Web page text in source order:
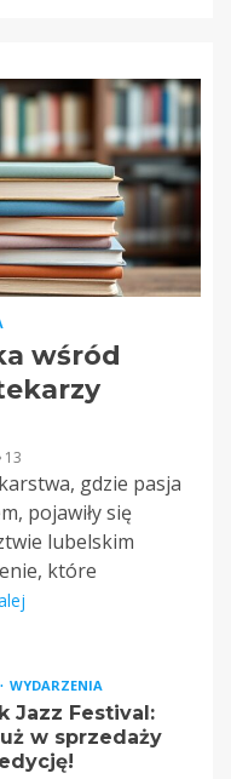
wśród
13
gdzie pasja
pojawiły się
lubelskim
które
WYDARZENIA
Jazz Festival:
w sprzedaży